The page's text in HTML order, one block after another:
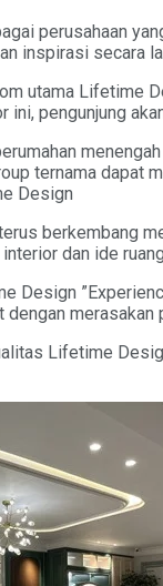
perusahaan
inspirasi secara
utama Lifetime
pengunjung
ternama dapat
Design
terus
dan ide
Design
Lifetime